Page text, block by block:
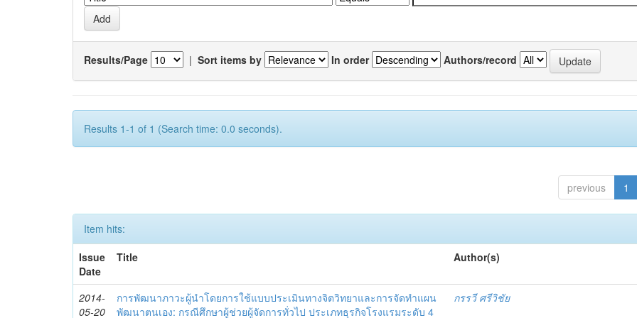
Results/Page | Sort items by In order Authors/record
Results 1-1 of 1 (Search time: 0.0 seconds).
previous 1
Item hits:
Issue
Date
Title Author(s)
2014-
05-20
การพัฒนาภาวะผู้นำโดยการใช้แบบประเมินทางจิตวิทยาและการจัดทำแผน
พัฒนาตนเอง: กรณีศึกษาผู้ช่วยผู้จัดการทั่วไป ประเภทธุรกิจโรงแรมระดับ 4
กรรวี ศรีวิชัย